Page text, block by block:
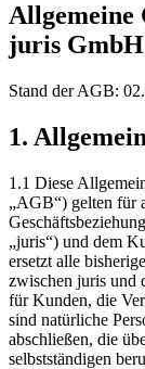
Allgemeine
juris GmbH
Stand der AGB:
1.
1.1 Diese
„AGB“) gelten für
„juris“) und dem
ersetzt alle
zwischen juris und
für Kunden, die
sind natürliche
abschließen, die
selbstständigen